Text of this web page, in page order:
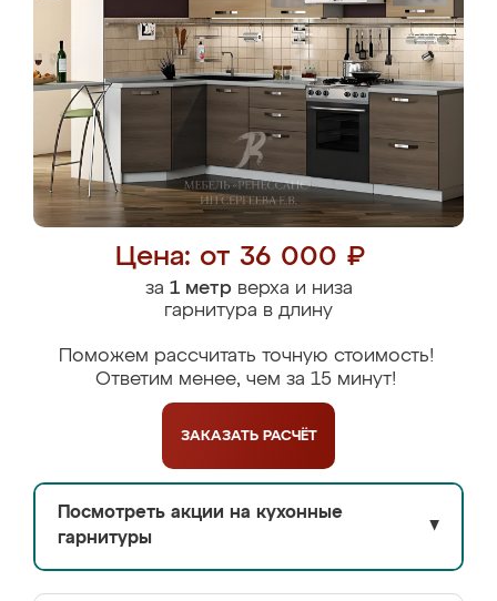
Цена: от 36 000 ₽
за 1 метрверха и низа
гарнитура в длину
Поможем рассчитать точную стоимость!
Ответим менее, чем за 15 минут!
ЗАКАЗАТЬ РАСЧЁТ
Посмотреть акции на кухонные
гарнитуры
▼